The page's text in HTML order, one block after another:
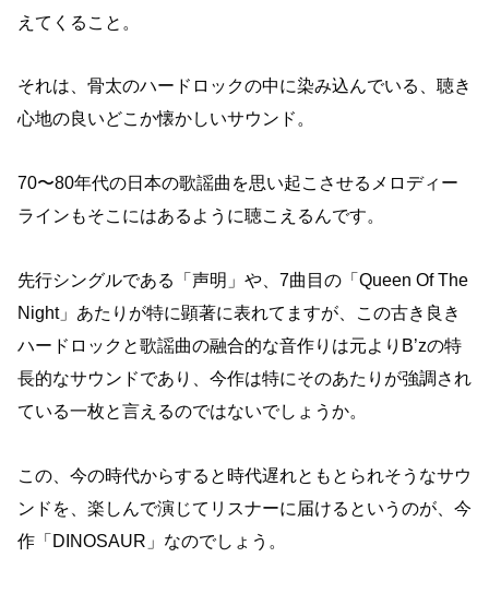
えてくること。
それは、骨太のハードロックの中に染み込んでいる、聴き
心地の良いどこか懐かしいサウンド。
70〜80年代の日本の歌謡曲を思い起こさせるメロディー
ラインもそこにはあるように聴こえるんです。
先行シングルである「声明」や、7曲目の「Queen Of The
Night」あたりが特に顕著に表れてますが、この古き良き
ハードロックと歌謡曲の融合的な音作りは元よりB’zの特
長的なサウンドであり、今作は特にそのあたりが強調され
ている一枚と言えるのではないでしょうか。
この、今の時代からすると時代遅れともとられそうなサウ
ンドを、楽しんで演じてリスナーに届けるというのが、今
作「DINOSAUR」なのでしょう。